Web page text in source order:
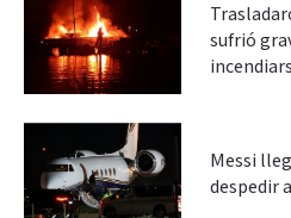
sufrió
Messi
despedir